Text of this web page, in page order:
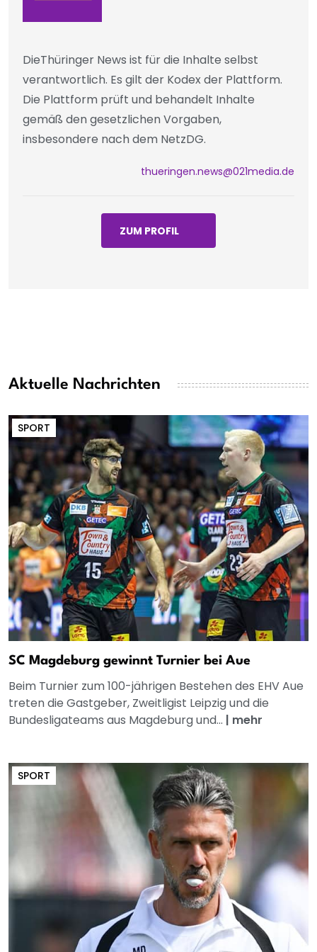
DieThüringer News ist für die Inhalte selbst
verantwortlich. Es gilt der Kodex der Plattform.
Die Plattform prüft und behandelt Inhalte
gemäß den gesetzlichen Vorgaben,
insbesondere nach dem NetzDG.
thueringen.news@021media.de
ZUM PROFIL
Aktuelle Nachrichten
SPORT
SC Magdeburg gewinnt Turnier bei Aue
Beim Turnier zum 100-jährigen Bestehen des EHV Aue
treten die Gastgeber, Zweitligist Leipzig und die
Bundesligateams aus Magdeburg und... | mehr
SPORT